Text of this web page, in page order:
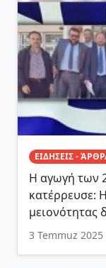
ΕΙΔΗΣΕΙΣ -
Η αγωγή των
κατέρρευσε:
μειονότητας
3 Temmuz 2025